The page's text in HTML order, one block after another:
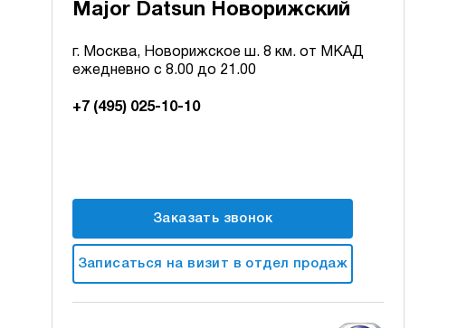
Major Datsun Новорижский
г. Москва, Новорижское ш. 8 км. от МКАД
ежедневно с 8.00 до 21.00
+7 (495) 025-10-10
Заказать звонок
Записаться на визит в отдел продаж